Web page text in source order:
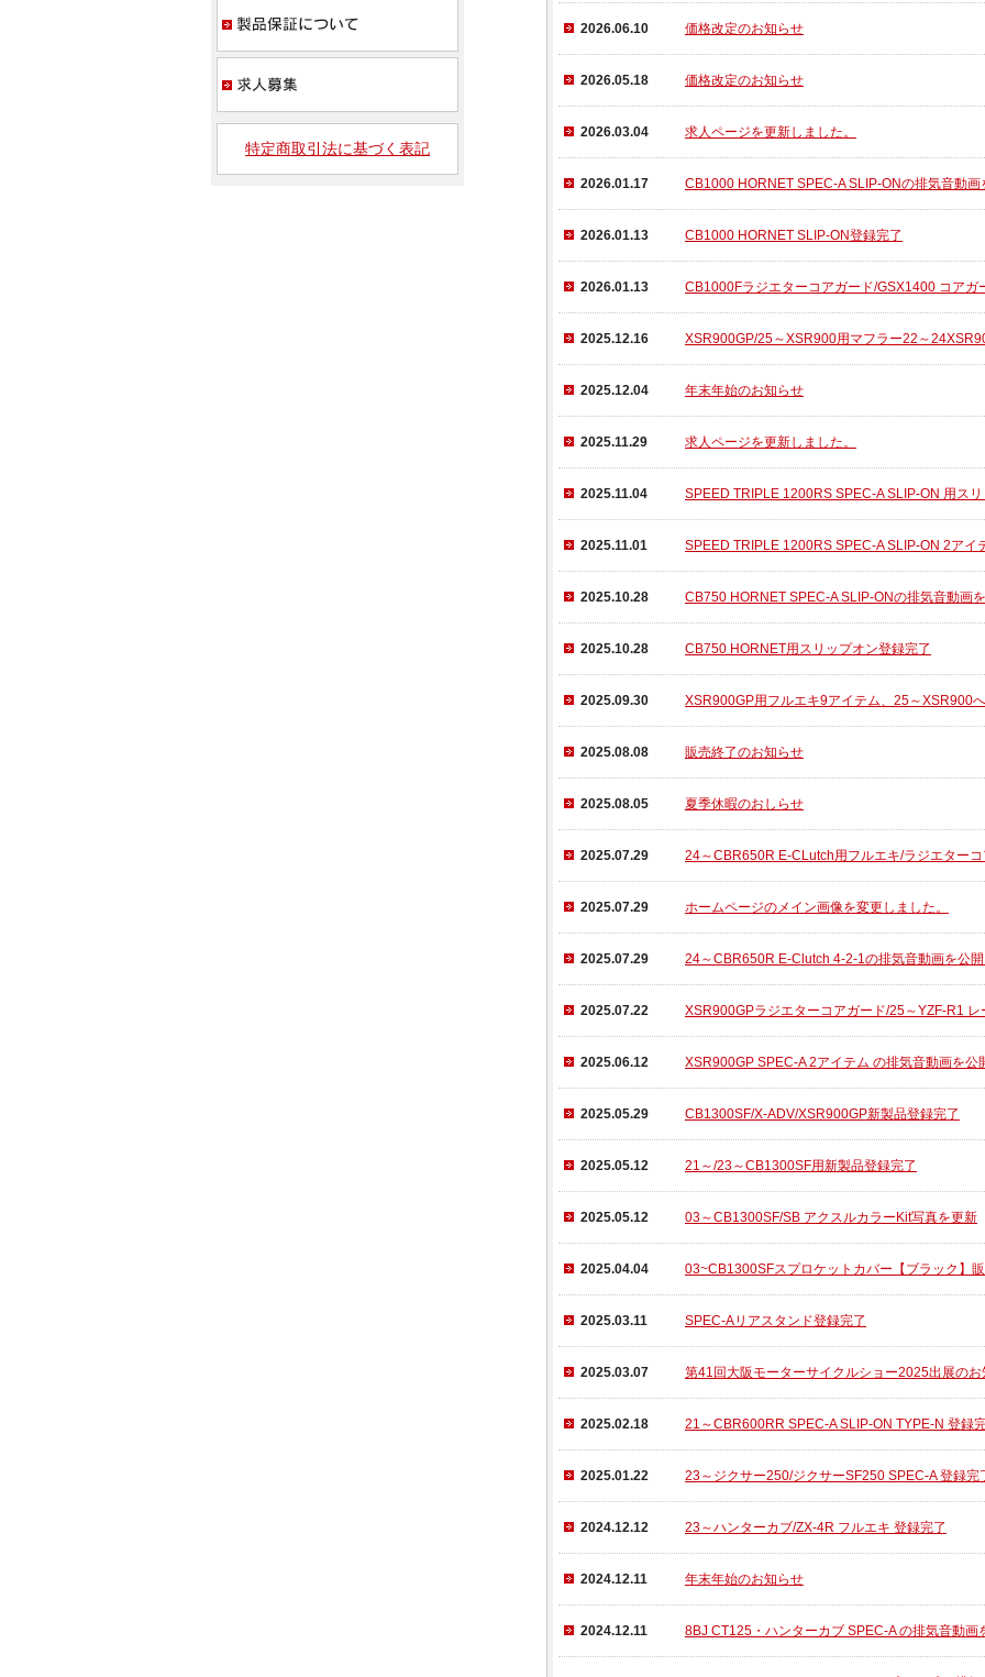
2026.06.10 価格改定のお知らせ
2026.05.18 価格改定のお知らせ
2026.03.04 求人ページを更新しました。
2026.01.17 CB1000 HORNET SPEC-A SLIP-ONの排気音動画
2026.01.13 CB1000 HORNET SLIP-ON登録完了
2026.01.13 CB1000Fラジエターコアガード/GSX1400 コアガ
2025.12.16 XSR900GP/25～XSR900用マフラー22～
2025.12.04 年末年始のお知らせ
2025.11.29 求人ページを更新しました。
2025.11.04 SPEED TRIPLE 1200RS SPEC-A SLIP-ON 用ス
2025.11.01 SPEED TRIPLE 1200RS SPEC-A SLIP-ON 2アイ
2025.10.28 CB750 HORNET SPEC-A SLIP-ONの排気音動画
2025.10.28 CB750 HORNET用スリップオン登録完了
2025.09.30 XSR900GP用フルエキ9アイテム、25～XSR900
2025.08.08 販売終了のお知らせ
2025.08.05 夏季休暇のおしらせ
2025.07.29 24～CBR650R E-CLutch用フルエキ/ラジエターコ
2025.07.29 ホームページのメイン画像を変更しました。
2025.07.29 24～CBR650R E-Clutch 4-2-1の排気音動画を公
2025.07.22 XSR900GPラジエターコアガード/25～YZF-R1
2025.06.12 XSR900GP SPEC-A 2アイテム の排気音動画を公
2025.05.29 CB1300SF/X-ADV/XSR900GP新製品登録完了
2025.05.12 21～/23～CB1300SF用新製品登録完了
2025.05.12 03～CB1300SF/SB アクスルカラーKit写真を更新
2025.04.04 03~CB1300SFスプロケットカバー【ブラック】
2025.03.11 SPEC-Aリアスタンド登録完了
2025.03.07 第41回大阪モーターサイクルショー2025出展のお
2025.02.18 21～CBR600RR SPEC-A SLIP-ON TYPE-N 登録
2025.01.22 23～ジクサー250/ジクサーSF250 SPEC-A 登録完
2024.12.12 23～ハンターカブ/ZX-4R フルエキ 登録完了
2024.12.11 年末年始のお知らせ
2024.12.11 8BJ CT125・ハンターカブ SPEC-A の排気音動画
特定商取引法に基づく表記